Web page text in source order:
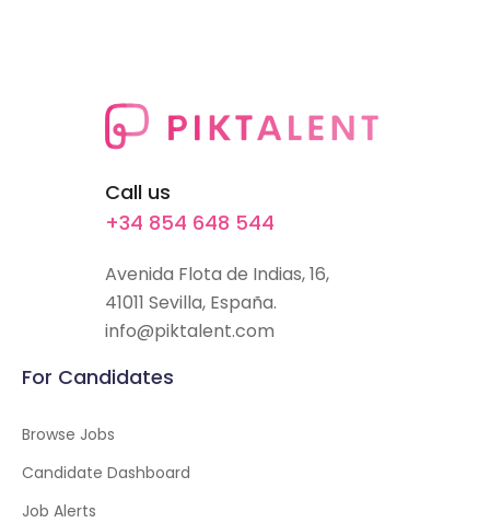
Call us
+34 854 648 544
Avenida Flota de Indias, 16,
41011 Sevilla, España.
info@piktalent.com
For Candidates
Browse Jobs
Candidate Dashboard
Job Alerts